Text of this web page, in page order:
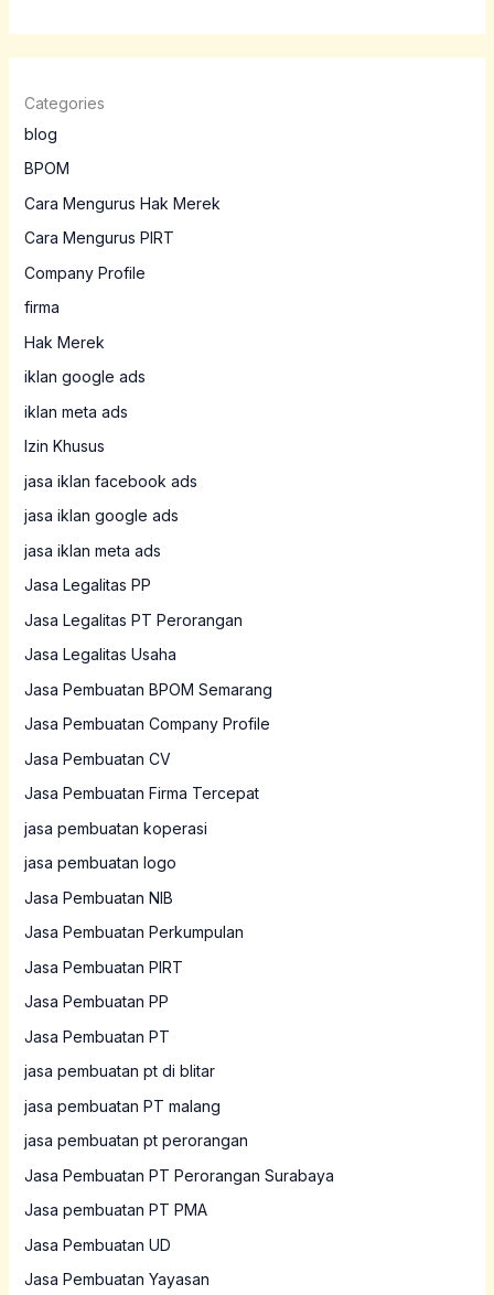
Categories
blog
BPOM
Cara Mengurus Hak Merek
Cara Mengurus PIRT
Company Profile
firma
Hak Merek
iklan google ads
iklan meta ads
Izin Khusus
jasa iklan facebook ads
jasa iklan google ads
jasa iklan meta ads
Jasa Legalitas PP
Jasa Legalitas PT Perorangan
Jasa Legalitas Usaha
Jasa Pembuatan BPOM Semarang
Jasa Pembuatan Company Profile
Jasa Pembuatan CV
Jasa Pembuatan Firma Tercepat
jasa pembuatan koperasi
jasa pembuatan logo
Jasa Pembuatan NIB
Jasa Pembuatan Perkumpulan
Jasa Pembuatan PIRT
Jasa Pembuatan PP
Jasa Pembuatan PT
jasa pembuatan pt di blitar
jasa pembuatan PT malang
jasa pembuatan pt perorangan
Jasa Pembuatan PT Perorangan Surabaya
Jasa pembuatan PT PMA
Jasa Pembuatan UD
Jasa Pembuatan Yayasan